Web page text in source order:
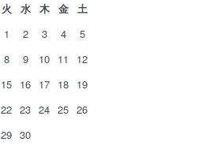
火 水 木 金
土
1
2 3 4
5
8 9 10 11
12
15 16 17 18 19
22 23 24 25 26
29 30